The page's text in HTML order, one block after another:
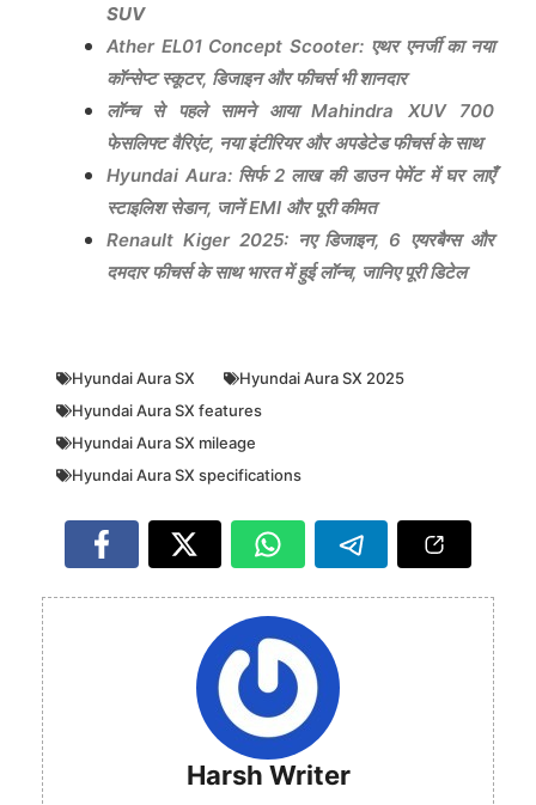
SUV
Ather EL01 Concept Scooter: एथर एनर्जी का नया
कॉन्सेप्ट स्कूटर, डिजाइन और फीचर्स भी शानदार
लॉन्च से पहले सामने आया Mahindra XUV 700
फेसलिफ्ट वैरिएंट, नया इंटीरियर और अपडेटेड फीचर्स के साथ
Hyundai Aura: सिर्फ 2 लाख की डाउन पेमेंट में घर लाएँ
स्टाइलिश सेडान, जानें EMI और पूरी कीमत
Renault Kiger 2025: नए डिजाइन, 6 एयरबैग्स और
दमदार फीचर्स के साथ भारत में हुई लॉन्च, जानिए पूरी डिटेल
Hyundai Aura SX
Hyundai Aura SX 2025
Hyundai Aura SX features
Hyundai Aura SX mileage
Hyundai Aura SX specifications
Harsh Writer